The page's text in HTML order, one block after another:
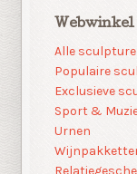
Webwinkel
Alle
Populaire
Exclusieve
Sport &
Urnen